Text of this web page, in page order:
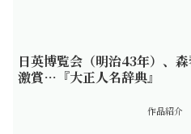
日英博覧会（明治43年）、
激賞…『大正人名辞典』
作品紹介